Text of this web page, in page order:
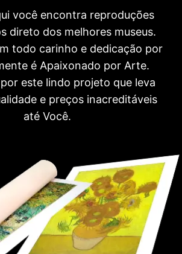
você encontra reproduções
direto dos melhores museus.
todo carinho e dedicação por
é Apaixonado por Arte.
este lindo projeto que leva
e preços inacreditáveis
até Você.